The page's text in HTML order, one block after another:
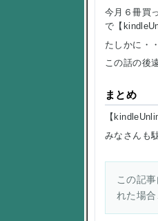
今月６冊買
で【
たしかに・
この話の後
まとめ
【
みなさんも
この記
れた場